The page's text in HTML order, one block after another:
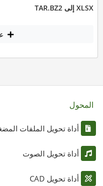
XLSX إلى TAR.BZ2
المحول
أداة تحويل الملفات
أداة تحويل الصوت
أداة تحويل CAD